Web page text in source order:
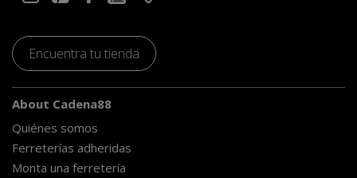
Encuentra tu tienda
About Cadena88
Quiénes somos
Ferreterías adheridas
Monta una ferretería